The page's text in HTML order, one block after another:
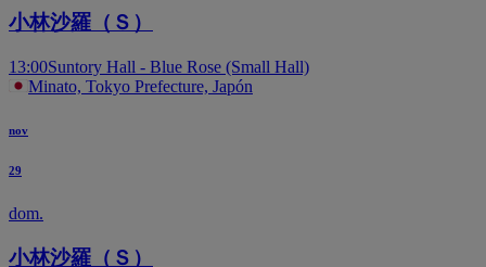
小林沙羅（Ｓ）
13:00Suntory Hall - Blue Rose (Small Hall)
Minato, Tokyo Prefecture, Japón
nov
29
dom.
小林沙羅（Ｓ）